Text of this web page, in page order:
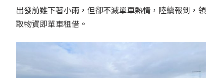
出發前雖下著小雨，但卻不減單車熱情，陸續報到，領
取物資即單車租借。